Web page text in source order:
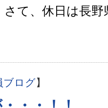
て、休日は長
ブログ】